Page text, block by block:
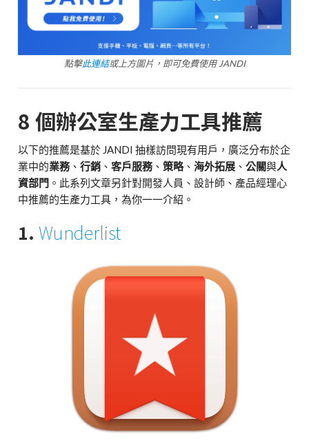
點擊此連結或上方圖片，即可免費使用 JANDI
8 個辦公室生產力工具推薦
以下的推薦是基於 JANDI 抽樣訪問現有用戶，廣泛分布於企
業中的業務、行銷 、客戶服務、策略、海外拓展 、公關與人
資部門 。此系列文章另針對開發人員、設計師、產品經理心
中推薦的生產力工具，為你一一介紹。
1. Wunderlist